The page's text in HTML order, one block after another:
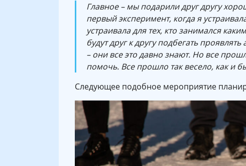
Главное – мы подарили друг другу
первый эксперимент, когда я
устраивала для тех, кто занимался
будут друг к другу подбегать
– они все это давно знают. Но все
помочь. Все прошло так весело, как и
Следующее подобное мероприятие